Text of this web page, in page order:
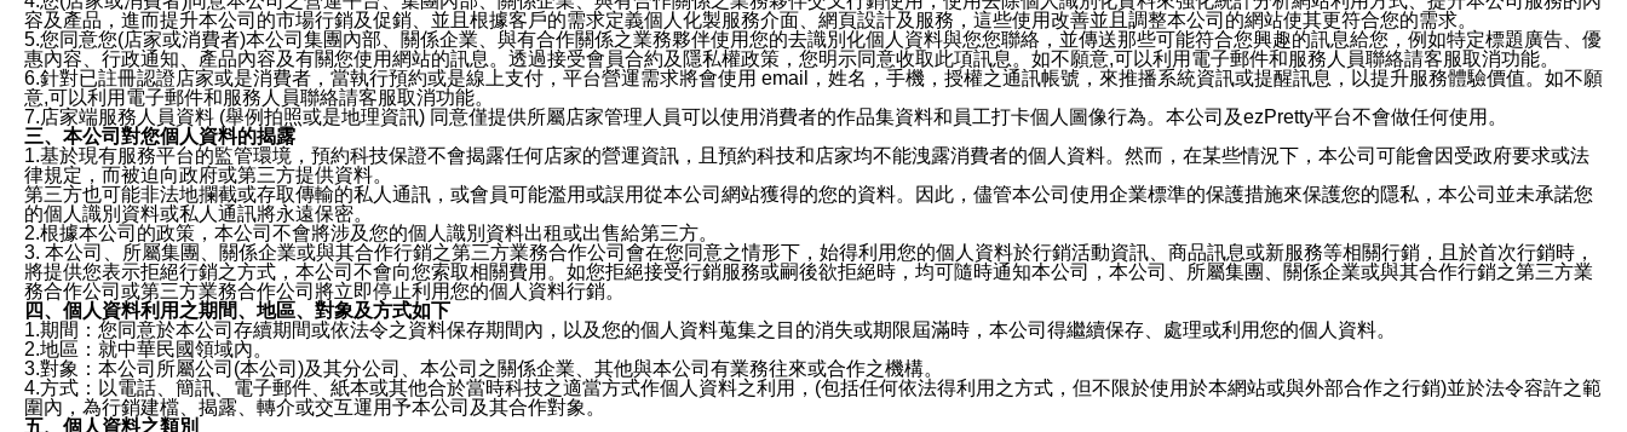
容及產品，進而提升本公司的市場行銷及促銷、並且根據客戶的需求定義個人化製服務介面、網頁設計及服務，這些使用改善並且調整本公司的網站使其更符合您的需求。
5.您同意您(店家或消費者)本公司集團內部、關係企業、與有合作關係之業務夥伴使用您的去識別化個人資料與您您聯絡，並傳送那些可能符合您興趣的訊息給您，例如特定標題廣告、優
惠內容、行政通知、產品內容及有關您使用網站的訊息。透過接受會員合約及隱私權政策，您明示同意收取此項訊息。如不願意,可以利用電子郵件和服務人員聯絡請客服取消功能。
6.針對已註冊認證店家或是消費者，當執行預約或是線上支付，平台營運需求將會使用 email，姓名，手機，授權之通訊帳號，來推播系統資訊或提醒訊息，以提升服務體驗價值。如不願
意,可以利用電子郵件和服務人員聯絡請客服取消功能。
7.店家端服務人員資料 (舉例拍照或是地理資訊) 同意僅提供所屬店家管理人員可以使用消費者的作品集資料和員工打卡個人圖像行為。本公司及ezPretty平台不會做任何使用。
三、本公司對您個人資料的揭露
1.基於現有服務平台的監管環境，預約科技保證不會揭露任何店家的營運資訊，且預約科技和店家均不能洩露消費者的個人資料。然而，在某些情況下，本公司可能會因受政府要求或法
律規定，而被迫向政府或第三方提供資料。
第三方也可能非法地攔截或存取傳輸的私人通訊，或會員可能濫用或誤用從本公司網站獲得的您的資料。因此，儘管本公司使用企業標準的保護措施來保護您的隱私，本公司並未承諾您
的個人識別資料或私人通訊將永遠保密。
2.根據本公司的政策，本公司不會將涉及您的個人識別資料出租或出售給第三方。
3. 本公司、所屬集團、關係企業或與其合作行銷之第三方業務合作公司會在您同意之情形下，始得利用您的個人資料於行銷活動資訊、商品訊息或新服務等相關行銷，且於首次行銷時，
將提供您表示拒絕行銷之方式，本公司不會向您索取相關費用。如您拒絕接受行銷服務或嗣後欲拒絕時，均可隨時通知本公司，本公司、所屬集團、關係企業或與其合作行銷之第三方業
務合作公司或第三方業務合作公司將立即停止利用您的個人資料行銷。
四、個人資料利用之期間、地區、對象及方式如下
1.期間：您同意於本公司存續期間或依法令之資料保存期間內，以及您的個人資料蒐集之目的消失或期限屆滿時，本公司得繼續保存、處理或利用您的個人資料。
2.地區：就中華民國領域內。
3.對象：本公司所屬公司(本公司)及其分公司、本公司之關係企業、其他與本公司有業務往來或合作之機構。
4.方式：以電話、簡訊、電子郵件、紙本或其他合於當時科技之適當方式作個人資料之利用，(包括任何依法得利用之方式，但不限於使用於本網站或與外部合作之行銷)並於法令容許之範
圍內，為行銷建檔、揭露、轉介或交互運用予本公司及其合作對象。
五、個人資料之類別